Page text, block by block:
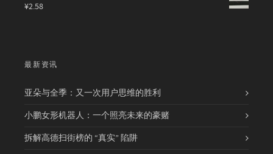
¥2.58
最新资讯
亚朵与全季：又一次用户思维的胜利
小鹏女形机器人：一个照亮未来的豪赌
拆解高德扫街榜的 “真实” 陷阱